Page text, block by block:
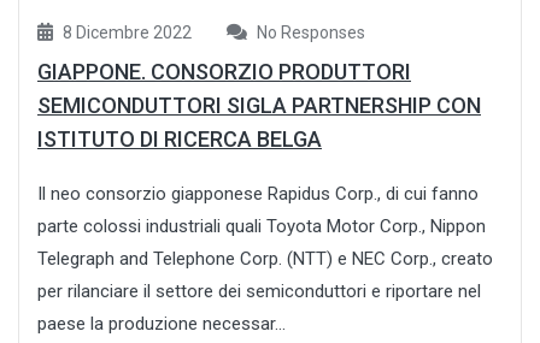
8 Dicembre 2022 No Responses
GIAPPONE. CONSORZIO PRODUTTORI
SEMICONDUTTORI SIGLA PARTNERSHIP CON
ISTITUTO DI RICERCA BELGA
Il neo consorzio giapponese Rapidus Corp., di cui fanno
parte colossi industriali quali Toyota Motor Corp., Nippon
Telegraph and Telephone Corp. (NTT) e NEC Corp., creato
per rilanciare il settore dei semiconduttori e riportare nel
paese la produzione necessar...